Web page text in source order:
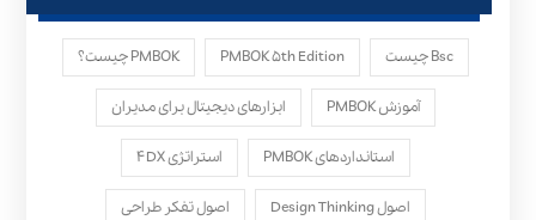
Bsc چیست PMBOK ۵th Edition PMBOK چیست؟
آموزش PMBOK ابزارهای دیجیتال برای مدیران
استانداردهای PMBOK استراتژی ۴DX
اصول Design Thinking اصول تفکر طراحی